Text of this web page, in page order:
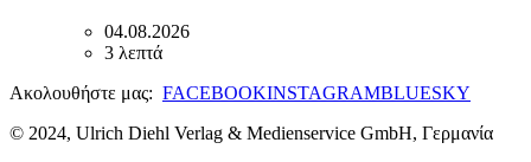
04.08.2026
3 λεπτά
Ακολουθήστε μας: FACEBOOKINSTAGRAMBLUESKY
© 2024, Ulrich Diehl Verlag & Medienservice GmbH, Γερμανία